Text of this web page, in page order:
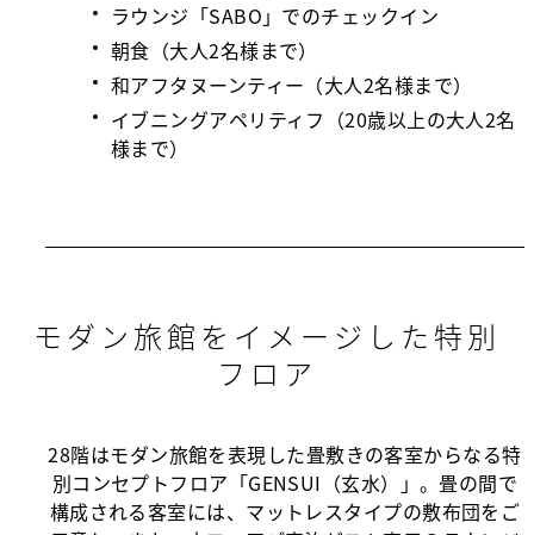
ラウンジ「SABO」でのチェックイン
朝食（大人2名様まで）
和アフタヌーンティー（大人2名様まで）
イブニングアペリティフ（20歳以上の大人2名
様まで）
モダン旅館をイメージした特別
フロア
28階はモダン旅館を表現した畳敷きの客室からなる特
別コンセプトフロア「GENSUI（玄水）」。畳の間で
構成される客室には、マットレスタイプの敷布団をご